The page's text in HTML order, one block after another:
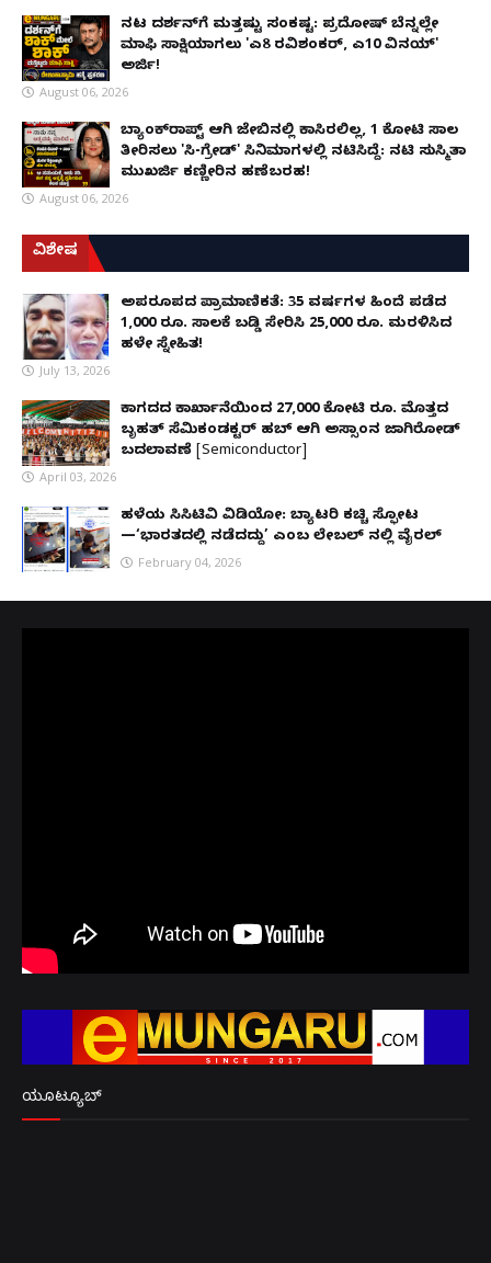
ನಟ ದರ್ಶನ್‌ಗೆ ಮತ್ತಷ್ಟು ಸಂಕಷ್ಟ: ಪ್ರದೋಷ್ ಬೆನ್ನಲ್ಲೇ
ಮಾಫಿ ಸಾಕ್ಷಿಯಾಗಲು 'ಎ8 ರವಿಶಂಕರ್, ಎ10 ವಿನಯ್'
ಅರ್ಜಿ!
August 06, 2026
ಬ್ಯಾಂಕ್‌ರಾಪ್ಟ್‌ ಆಗಿ ಜೇಬಿನಲ್ಲಿ ಕಾಸಿರಲಿಲ್ಲ, ₹1 ಕೋಟಿ ಸಾಲ
ತೀರಿಸಲು 'ಸಿ-ಗ್ರೇಡ್' ಸಿನಿಮಾಗಳಲ್ಲಿ ನಟಿಸಿದ್ದೆ: ನಟಿ ಸುಸ್ಮಿತಾ
ಮುಖರ್ಜಿ ಕಣ್ಣೀರಿನ ಹಣೆಬರಹ!
August 06, 2026
ವಿಶೇಷ
ಅಪರೂಪದ ಪ್ರಾಮಾಣಿಕತೆ: 35 ವರ್ಷಗಳ ಹಿಂದೆ ಪಡೆದ
1,000 ರೂ. ಸಾಲಕ್ಕೆ ಬಡ್ಡಿ ಸೇರಿಸಿ 25,000 ರೂ. ಮರಳಿಸಿದ
ಹಳೇ ಸ್ನೇಹಿತ!
July 13, 2026
ಕಾಗದದ ಕಾರ್ಖಾನೆಯಿಂದ 27,000 ಕೋಟಿ ರೂ. ಮೊತ್ತದ
ಬೃಹತ್ ಸೆಮಿಕಂಡಕ್ಟರ್ ಹಬ್ ಆಗಿ ಅಸ್ಸಾಂನ ಜಾಗಿರೋಡ್
ಬದಲಾವಣೆ [Semiconductor]
April 03, 2026
ಹಳೆಯ ಸಿಸಿಟಿವಿ ವಿಡಿಯೋ: ಬ್ಯಾಟರಿ ಕಚ್ಚಿ ಸ್ಫೋಟ
—‘ಭಾರತದಲ್ಲಿ ನಡೆದದ್ದು’ ಎಂಬ ಲೇಬಲ್ ನಲ್ಲಿ ವೈರಲ್
February 04, 2026
ಯೂಟ್ಯೂಬ್